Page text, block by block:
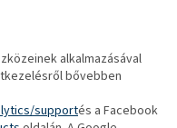
alkalmazásával
bővebben
supportés a Facebook